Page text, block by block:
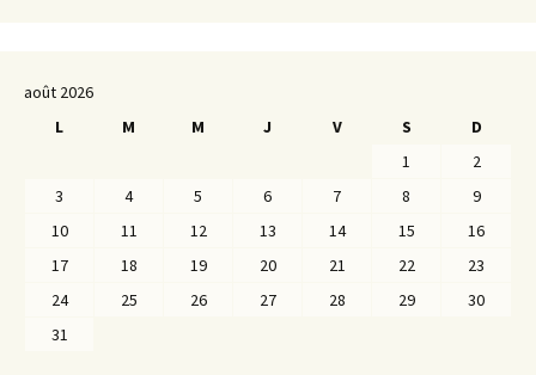
août 2026
L
M M J V S
D
1
2
3
4 5 6 7 8
9
10
11 12 13 14 15
16
17
18 19 20 21 22
23
24
25 26 27 28 29
30
31